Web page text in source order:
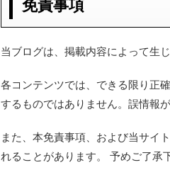
免責事項
当ブログは、掲載内容によって生
各コンテンツでは、できる限り正
するものではありません。誤情報
また、本免責事項、および当サイ
れることがあります。 予めご了承